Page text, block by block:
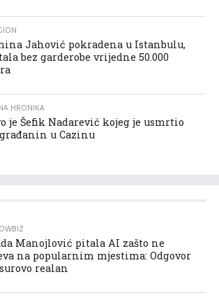
Jahović pokradena u Istanbulu,
bez garderobe vrijedne 50.000
HRONIKA
je Šefik Nadarević kojeg je usmrtio
u Cazinu
Manojlović pitala AI zašto ne
na popularnim mjestima: Odgovor
realan